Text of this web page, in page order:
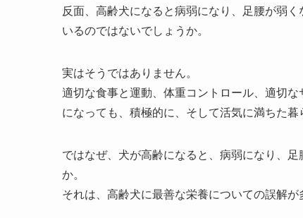
反面、高齢犬になると病弱になり、足腰が弱
いるのではないでしょうか。
実はそうではありません。
適切な食事と運動、体重コントロール、適切
になっても、積極的に、そして活気に満ちた暮
ではなぜ、犬が高齢になると、病弱になり、
か。
それは、高齢犬に最善な栄養についての誤解が